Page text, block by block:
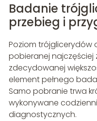
Badanie
przebieg i
Poziom trójglicerydów
pobieranej najczęściej
zdecydowanej
element pełnego
Samo pobranie trwa
wykonywane
diagnostycznych.